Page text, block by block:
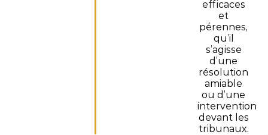
efficaces
et
pérennes,
qu’il
s’agisse
d’une
résolution
amiable
ou d’une
intervention
devant les
tribunaux.